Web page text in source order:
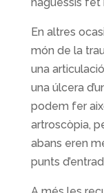
En altres
món de la
una
una úlcera
podem fer
artroscòpia,
abans eren
punts